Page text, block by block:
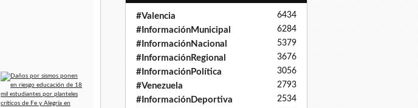
#Valencia 6434
#InformaciónMunicipal 6284
#InformaciónNacional 5379
#InformaciónRegional 3676
#InformaciónPolítica 3056
#Venezuela 2793
#InformaciónDeportiva 2534